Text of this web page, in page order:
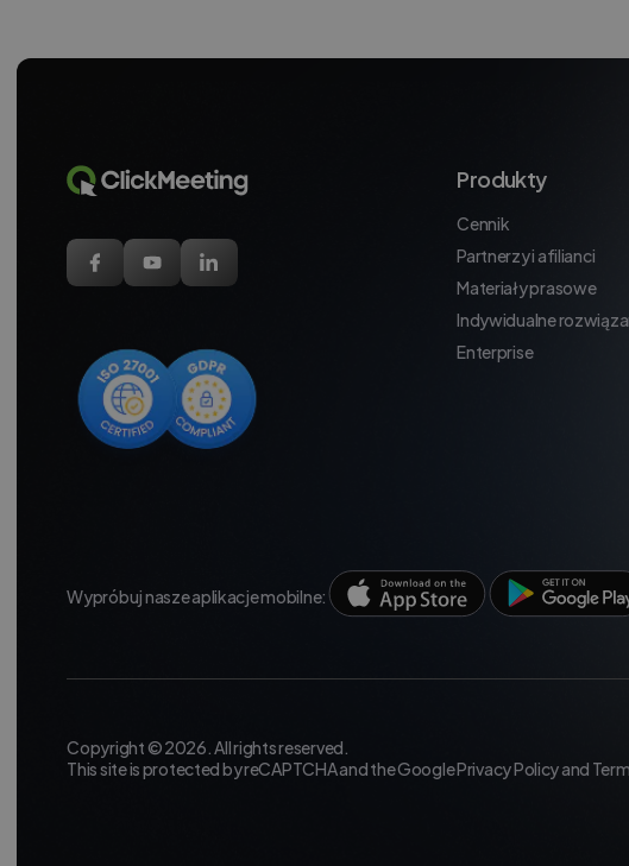
Produkty
Cennik
Partnerzy i afilianci
Materiały prasowe
Indywidualne
Enterprise
Wypróbuj nasze aplikacje mobilne:
Copyright © 2026. All rights reserved.
This site is protected by reCAPTCHA and the GooglePrivacy Policyand